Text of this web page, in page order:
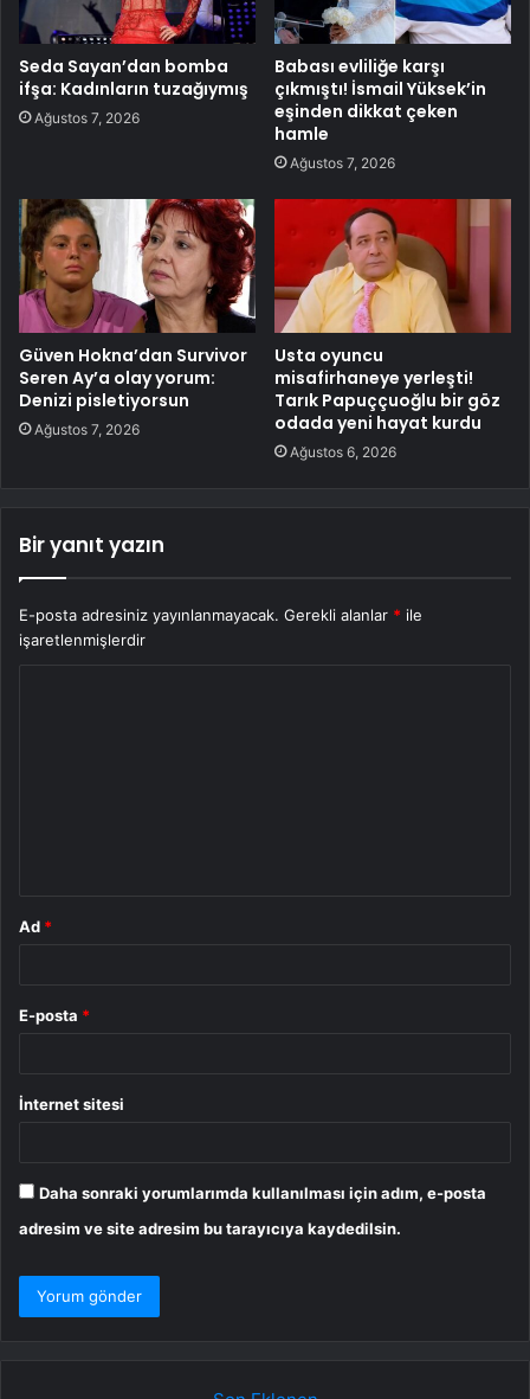
Seda Sayan’dan bomba
ifşa: Kadınların tuzağıymış
Ağustos 7, 2026
Babası evliliğe karşı
çıkmıştı! İsmail Yüksek’in
eşinden dikkat çeken
hamle
Ağustos 7, 2026
Güven Hokna’dan Survivor
Seren Ay’a olay yorum:
Denizi pisletiyorsun
Ağustos 7, 2026
Usta oyuncu
misafirhaneye yerleşti!
Tarık Papuççuoğlu bir göz
odada yeni hayat kurdu
Ağustos 6, 2026
Bir yanıt yazın
E-posta adresiniz yayınlanmayacak. Gerekli alanlar * ile
işaretlenmişlerdir
Ad *
E-posta *
İnternet sitesi
Daha sonraki yorumlarımda kullanılması için adım, e-posta
adresim ve site adresim bu tarayıcıya kaydedilsin.